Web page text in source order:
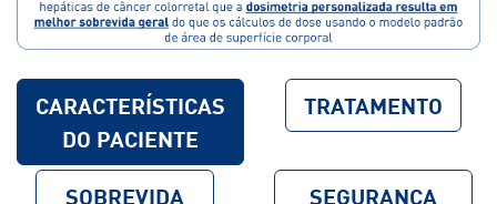
CARACTERÍSTICAS
DO PACIENTE
TRATAMENTO
SOBREVIDA SEGURANÇA